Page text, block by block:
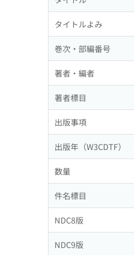
タイトルよみ
巻次・部編番号
著者・編者
著者標目
出版事項
出版年（W3CDTF）
数量
件名標目
NDC8版
NDC9版